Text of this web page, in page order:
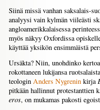
Siinä missä vanhan saksalais-
analyysi vain kylmän viileästi
angloamerikkalaisessa
myös näkyy Oxfordissa
käyttää yksikön ensimmäistä
Ursäkta? Niin, unohdinko
rokottaneen lukijansa
teologin Anders Nygrenin kirja
pitkään hallinnut protestanttien
eros, on mukamas pakosti